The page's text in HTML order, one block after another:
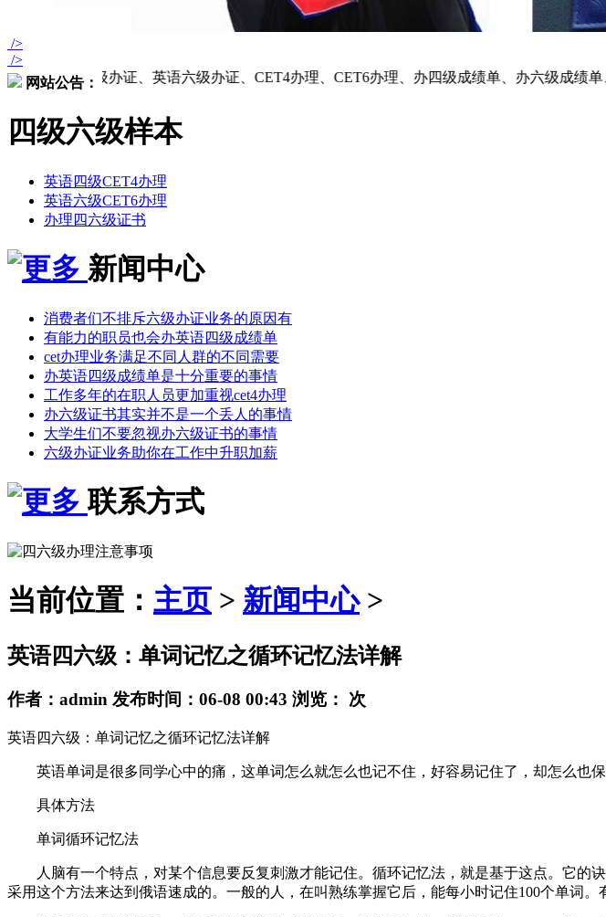
/>
/>
网站公告：
英语四级办证、英语六级办证、CET4办理、CET6办理、办四级成绩单、办六级成绩
四级六级样本
英语四级CET4办理
英语六级CET6办理
办理四六级证书
新闻中心
消费者们不排斥六级办证业务的原因有
有能力的职员也会办英语四级成绩单
cet办理业务满足不同人群的不同需要
办英语四级成绩单是十分重要的事情
工作多年的在职人员更加重视cet4办理
办六级证书其实并不是一个丢人的事情
大学生们不要忽视办六级证书的事情
六级办证业务助你在工作中升职加薪
联系方式
当前位置： 主页 > 新闻中心>
英语四六级：单词记忆之循环记忆法详解
作者：admin 发布时间： 06-08 00:43 浏览： 次
英语四六级：单词记忆之循环记忆法详解
英语单词是很多同学心中的痛，这单词怎么就怎么也记不住，好容易记住了，却怎么也
具体方法
单词循环记忆法
人脑有一个特点，对某个信息要反复刺激才能记住。循环记忆法，就是基于这点。它的
采用这个方法来达到俄语速成的。一般的人，在叫熟练掌握它后，能每小时记住100个单词